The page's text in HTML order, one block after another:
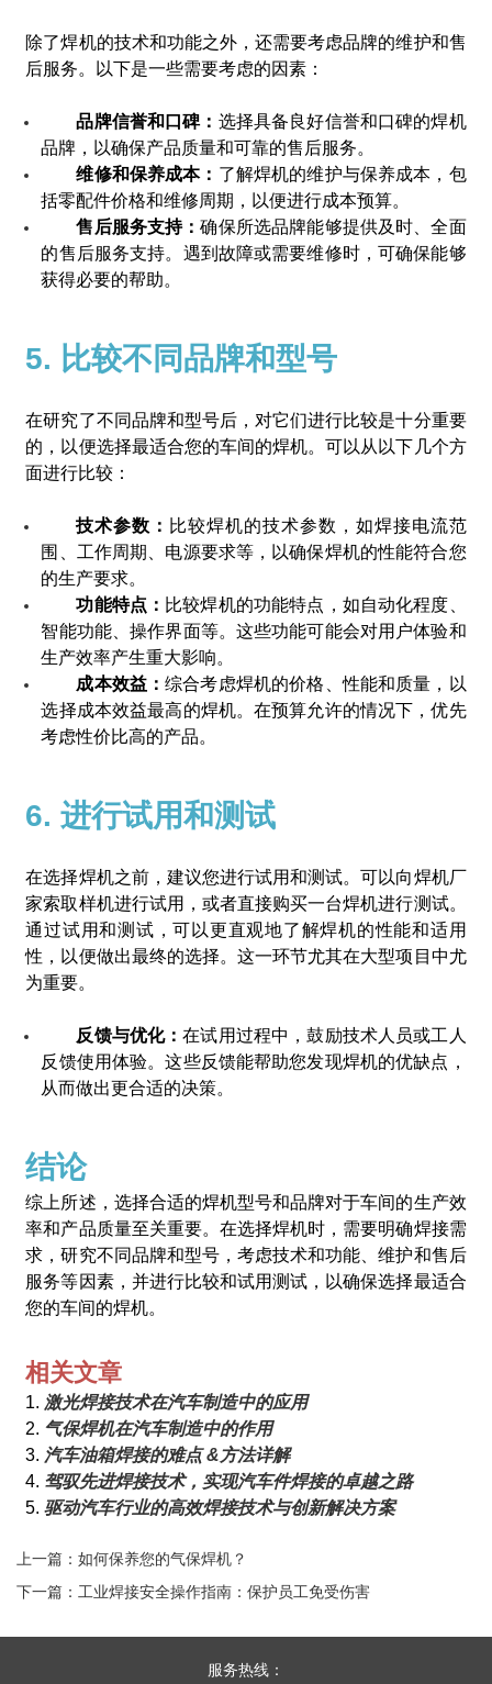
除了焊机的技术和功能之外，还需要考虑品牌的维护和售
后服务。以下是一些需要考虑的因素：
品牌信誉和口碑： 选择具备良好信誉和口碑的焊机
品牌，以确保产品质量和可靠的售后服务。
维修和保养成本： 了解焊机的维护与保养成本，包
括零配件价格和维修周期，以便进行成本预算。
售后服务支持：确保所选品牌能够提供及时、全面
的售后服务支持。遇到故障或需要维修时，可确保能够
获得必要的帮助。
5. 比较不同品牌和型号
在研究了不同品牌和型号后，对它们进行比较是十分重要
的，以便选择最适合您的车间的焊机。可以从以下几个方
面进行比较：
技术参数： 比较焊机的技术参数，如焊接电流范
围、工作周期、电源要求等，以确保焊机的性能符合您
的生产要求。
功能特点： 比较焊机的功能特点，如自动化程度、
智能功能、操作界面等。这些功能可能会对用户体验和
生产效率产生重大影响。
成本效益：综合考虑焊机的价格、性能和质量，以
选择成本效益最高的焊机。在预算允许的情况下，优先
考虑性价比高的产品。
6. 进行试用和测试
在选择焊机之前，建议您进行试用和测试。可以向焊机厂
家索取样机进行试用，或者直接购买一台焊机进行测试。
通过试用和测试，可以更直观地了解焊机的性能和适用
性，以便做出最终的选择。这一环节尤其在大型项目中尤
为重要。
反馈与优化：在试用过程中，鼓励技术人员或工人
反馈使用体验。这些反馈能帮助您发现焊机的优缺点，
从而做出更合适的决策。
结论
综上所述，选择合适的焊机型号和品牌对于车间的生产效
率和产品质量至关重要。在选择焊机时，需要明确焊接需
求，研究不同品牌和型号，考虑技术和功能、维护和售后
服务等因素，并进行比较和试用测试，以确保选择最适合
您的车间的焊机。
相关文章
1. 激光焊接技术在汽车制造中的应用
2. 气保焊机在汽车制造中的作用
3. 汽车油箱焊接的难点 &方法详解
4. 驾驭先进焊接技术，实现汽车件焊接的卓越之路
5.驱动汽车行业的高效焊接技术与创新解决方案
上一篇：如何保养您的气保焊机？
下一篇：工业焊接安全操作指南：保护员工免受伤害
服务热线：